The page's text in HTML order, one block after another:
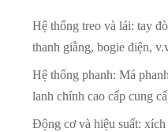
Hệ thống treo và lái: tay
thanh giằng, bogie điện,
Hệ thống phanh: Má
lanh chính cao cấp cung
Động cơ và hiệu suất: xích